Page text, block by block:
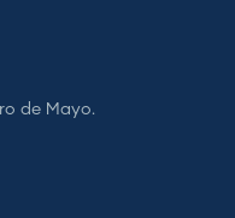
de Mayo.